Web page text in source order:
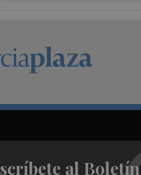
al Boletín